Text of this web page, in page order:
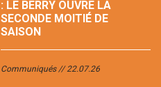
: LE BERRY OUVRE LA
SECONDE MOITIÉ DE
SAISON
Communiqués 22.07.26